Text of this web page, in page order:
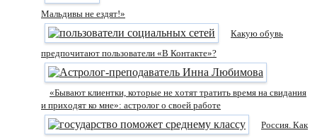
Мальдивы не ездят!»
Какую обувь
предпочитают пользователи «В Контакте»?
«Бывают клиентки, которые не хотят тратить время на свидания
и приходят ко мне»: астролог о своей работе
Россия. Как